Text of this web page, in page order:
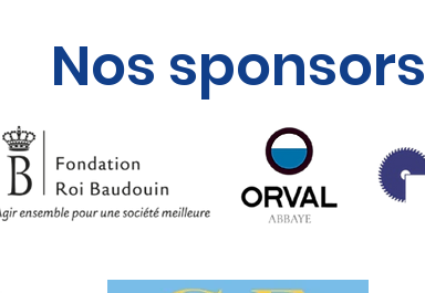
Nos sponsors